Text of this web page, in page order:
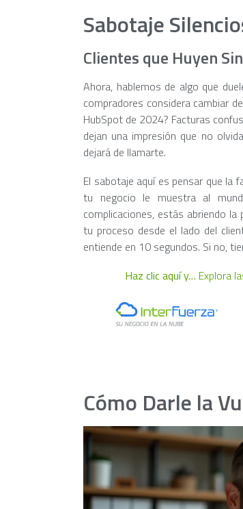
Sabotaje
Clientes que Huyen
Ahora, hablemos de algo que
compradores considera cambiar
HubSpot de 2024? Facturas
dejan una impresión que no
dejará de llamarte.
El sabotaje aquí es pensar que la
tu negocio le muestra al
complicaciones, estás abriendo
tu proceso desde el lado del
entiende en 10 segundos. Si no,
Haz clic aquí y… Explora
Cómo Darle la